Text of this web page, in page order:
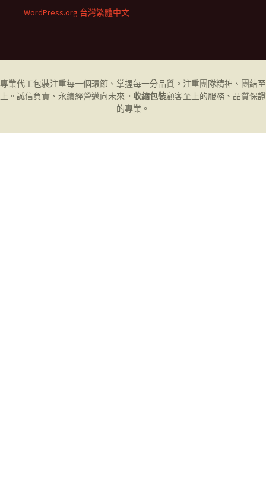
WordPress.org 台灣繁體中文
專業代工包裝注重每一個環節、掌握每一分品質。注重團隊精神、團結至
上。誠信負責、永續經營邁向未來。 收縮包裝顧客至上的服務、品質保證
的專業。